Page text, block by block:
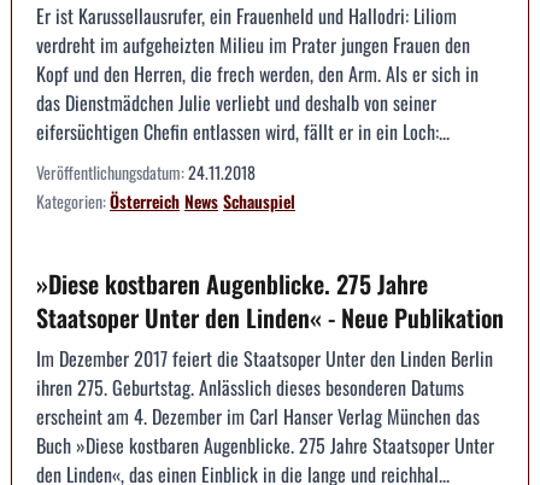
Er ist Karussellausrufer, ein Frauenheld und Hallodri: Liliom
verdreht im aufgeheizten Milieu im Prater jungen Frauen den
Kopf und den Herren, die frech werden, den Arm. Als er sich in
das Dienstmädchen Julie verliebt und deshalb von seiner
eifersüchtigen Chefin entlassen wird, fällt er in ein Loch:...
Veröffentlichungsdatum:24.11.2018
Kategorien:ÖsterreichNewsSchauspiel
»Diese kostbaren Augenblicke. 275 Jahre
Staatsoper Unter den Linden« - Neue Publikation
Im Dezember 2017 feiert die Staatsoper Unter den Linden Berlin
ihren 275. Geburtstag. Anlässlich dieses besonderen Datums
erscheint am 4. Dezember im Carl Hanser Verlag München das
Buch »Diese kostbaren Augenblicke. 275 Jahre Staatsoper Unter
den Linden«, das einen Einblick in die lange und reichhal...